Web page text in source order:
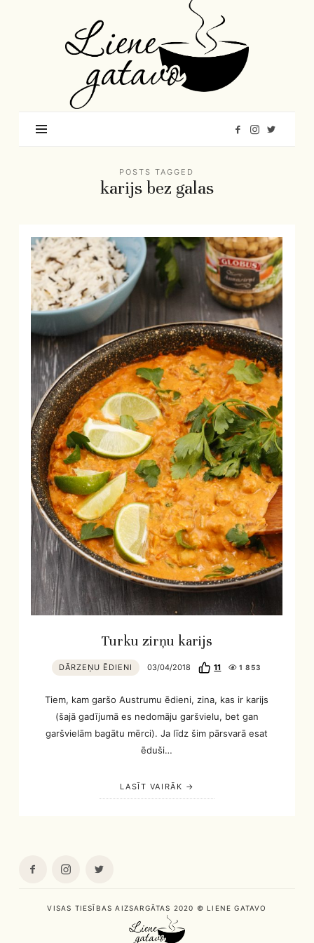
Gatavo
–
Mana
garšu
pasaule
POSTS TAGGED
karijs bez galas
Turku zirņu karijs
DĀRZEŅU ĒDIENI 03/04/2018 11 1 853
Tiem, kam garšo Austrumu ēdieni, zina, kas ir karijs
(šajā gadījumā es nedomāju garšvielu, bet gan
garšvielām bagātu mērci). Ja līdz šim pārsvarā esat
ēduši…
LASĪT VAIRĀK
VISAS TIESĪBAS AIZSARGĀTAS 2020 © LIENE GATAVO